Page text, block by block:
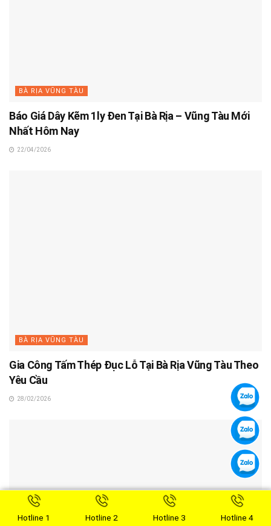
BÀ RỊA VŨNG TÀU
Báo Giá Dây Kẽm 1ly Đen Tại Bà Rịa – Vũng Tàu Mới
Nhất Hôm Nay
22/04/2026
BÀ RỊA VŨNG TÀU
Gia Công Tấm Thép Đục Lỗ Tại Bà Rịa Vũng Tàu Theo
Yêu Cầu
28/02/2026
Hotline 1 Hotline 2 Hotline 3 Hotline 4